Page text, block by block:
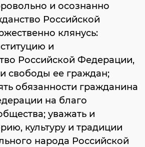
и осознанно
Российской
клянусь:
и
Российской Федерации,
свободы ее граждан;
обязанности гражданина
на благо
уважать и
культуру и традиции
народа Российской